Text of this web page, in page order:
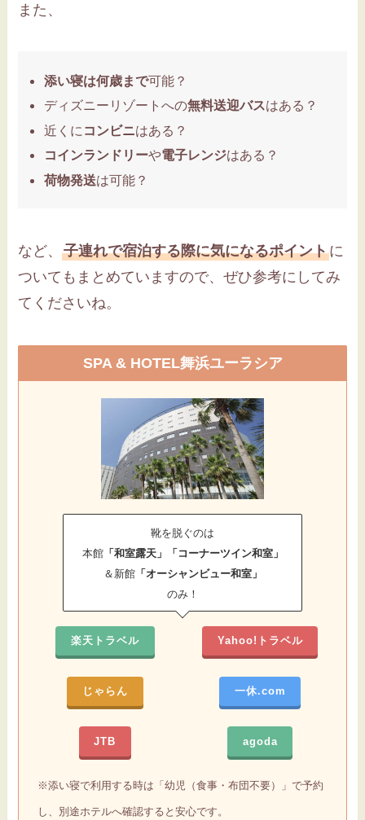
また、
添い寝は何歳まで可能？
ディズニーリゾートへの無料送迎バスはある？
近くに コンビニはある？
コインランドリーや電子レンジはある？
荷物発送は可能？
など、子連れで宿泊する際に気になるポイントに
ついてもまとめていますので、ぜひ参考にしてみ
てくださいね。
SPA & HOTEL舞浜ユーラシア
靴を脱ぐのは
本館「和室露天」「コーナーツイン和室」
＆新館「オーシャンビュー和室」
のみ！
楽天トラベル
じゃらん
JTB
Yahoo!トラベル
一休.com
agoda
※添い寝で利用する時は「幼児（食事・布団不要）」で予約
し、別途ホテルへ確認すると安心です。